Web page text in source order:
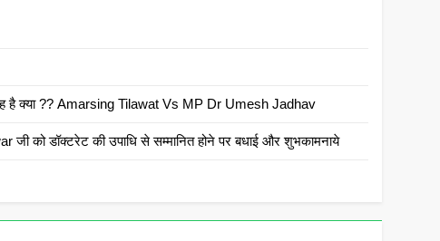
है क्या ?? Amarsing Tilawat Vs MP Dr Umesh Jadhav
जी को डॉक्टरेट की उपाधि से सम्मानित होने पर बधाई और शुभकामनाये